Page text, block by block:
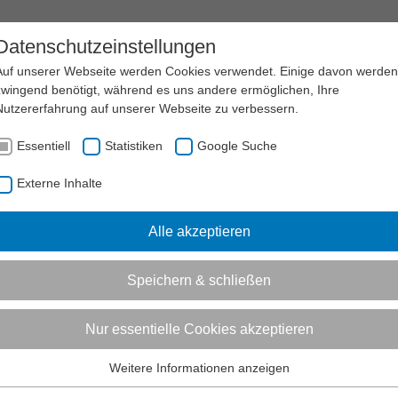
UNFALLVERSICHERUNG (VBG)
zum Readspeaker öffnen
für Sportvereine zur Verwaltungs-
(VBG)
Sie Informationen zum Versicherungsschutz der VBG
in der gesetzlichen Unfallversicherung
Verwaltungs-Berufsgenossenschaft (VBG)
bei der VBG
unserer Webseite werden Cookies verwendet. Einige davon werden
benötigt, während es uns andere ermöglichen, Ihre
auf unserer Webseite zu verbessern.
Essentiell Statistiken Google Suche
Externe Inhalte
Alle akzeptieren
Speichern & schließen
Nur essentielle Cookies akzeptieren
Weitere Informationen anzeigen